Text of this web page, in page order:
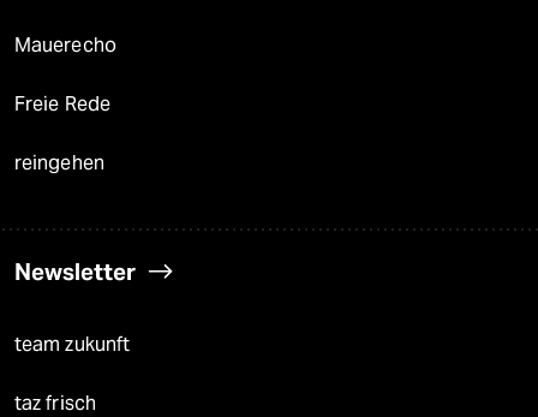
Mauerecho
Freie Rede
reingehen
Newsletter
team zukunft
taz frisch